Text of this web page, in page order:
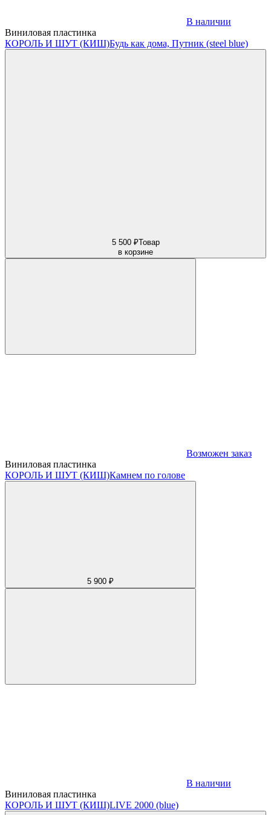
В наличии
Виниловая пластинка
КОРОЛЬ И ШУТ (КИШ)Будь как дома, Путник (steel blue)
5 500 ₽Товар
в корзине
Возможен заказ
Виниловая пластинка
КОРОЛЬ И ШУТ (КИШ)Камнем по голове
5 900 ₽
В наличии
Виниловая пластинка
КОРОЛЬ И ШУТ (КИШ)LIVE 2000 (blue)